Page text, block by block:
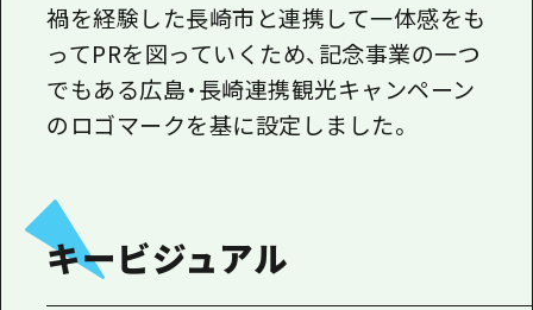
禍を経験した長崎市と連携して一体感をも
ってPRを図っていくため、記念事業の一つ
でもある広島・長崎連携観光キャンペーン
のロゴマークを基に設定しました。
キービジュアル